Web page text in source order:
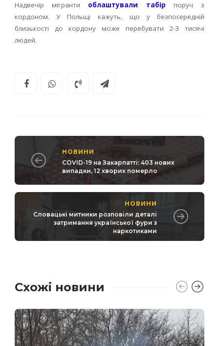
Надвечір мігранти облаштували табір
поруч з
кордоном. У Польщі кажуть, що у безпосередній
близькості до кордону може перебувати 2-3 тисячі
людей.
НОВИНИ
COVID-19 на Закарпатті: 403 нових
випадки, 12 хворих померло
НОВИНИ
Словацькі митники розповіли деталі
затримання української фури з
наркотиками
Схожі новини